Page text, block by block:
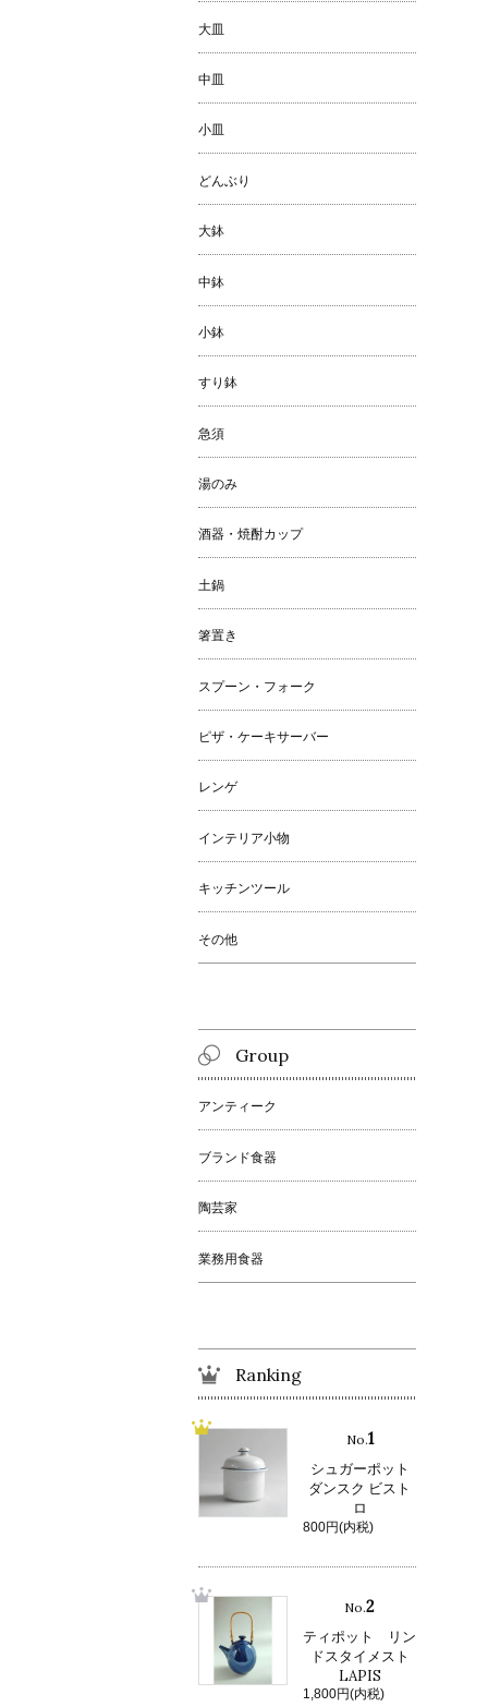
大皿
中皿
小皿
どんぶり
大鉢
中鉢
小鉢
すり鉢
急須
湯のみ
酒器・焼酎カップ
土鍋
箸置き
スプーン・フォーク
ピザ・ケーキサーバー
レンゲ
インテリア小物
キッチンツール
その他
Group
アンティーク
ブランド食器
陶芸家
業務用食器
Ranking
No.1
シュガーポット
ダンスク ビスト
ロ
800円(内税)
No.2
ティポット リン
ドスタイメスト
LAPIS
1,800円(内税)